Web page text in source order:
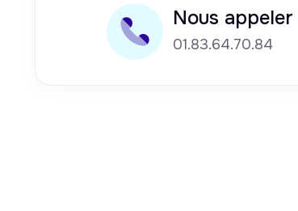
Nous appeler
01.83.64.70.84